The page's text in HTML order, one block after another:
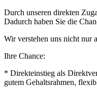
Durch unseren direkten
Dadurch haben Sie die
Wir verstehen uns nicht nur
Ihre Chance:
* Direkteinstieg als
gutem Gehaltsrahmen,